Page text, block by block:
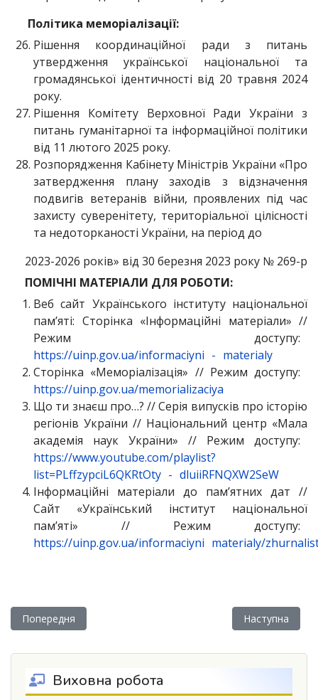
Політика меморіалізації:
Рішення координаційної ради з питань
утвердження української національної та
громадянської ідентичності від 20 травня 2024
року.
Рішення Комітету Верховної Ради України з
питань гуманітарної та інформаційної політики
від 11 лютого 2025 року.
Розпорядження Кабінету Міністрів України «Про
затвердження плану заходів з відзначення
подвигів ветеранів війни, проявлених під час
захисту суверенітету, територіальної цілісності
та недоторканості України, на період до
2023-2026 років» від 30 березня 2023 року № 269-р
ПОМІЧНІ МАТЕРІАЛИ ДЛЯ РОБОТИ:
Веб сайт Українського інституту національної
пам’яті: Сторінка «Інформаційні матеріали» //
Режим доступу:
https://uinp.gov.ua/informaciyni - materialy
Сторінка «Меморіалізація» // Режим доступу:
https://uinp.gov.ua/memorializaciya
Що ти знаєш про…? // Серія випусків про історію
регіонів України // Національний центр «Мала
академія наук України» // Режим доступу:
https://www.youtube.com/playlist?
list=PLffzypciL6QKRtOty - dluiiRFNQXW2SeW
Інформаційні матеріали до пам’ятних дат //
Сайт «Український інститут національної
пам’яті» // Режим доступу:
https://uinp.gov.ua/informaciyni materialy/
Попередня стаття: Психологічна допомога
Попередня Наступна
Наступна
Виховна робота